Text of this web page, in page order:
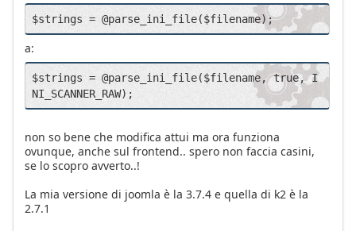
$strings = @parse_ini_file($filename);
a:
$strings = @parse_ini_file($filename, true, I
NI_SCANNER_RAW);
non so bene che modifica attui ma ora funziona
ovunque, anche sul frontend.. spero non faccia casini,
se lo scopro avverto..!
La mia versione di joomla è la 3.7.4 e quella di k2 è la
2.7.1